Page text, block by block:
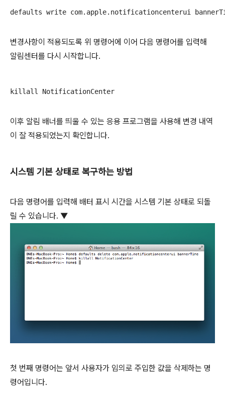
defaults write com.apple.notificationcenterui
변경사항이 적용되도록 위 명령어에 이어 다음 명령어를 입력해
알림센터를 다시 시작합니다.
killall NotificationCenter
이후 알림 배너를 띄울 수 있는 응용 프로그램을 사용해 변경 내역
이 잘 적용되었는지 확인합니다.
시스템 기본 상태로 복구하는 방법
다음 명령어를 입력해 배터 표시 시간을 시스템 기본 상태로 되돌
릴 수 있습니다. ▼
첫 번째 명령어는 앞서 사용자가 임의로 주입한 값을 삭제하는 명
령어입니다.